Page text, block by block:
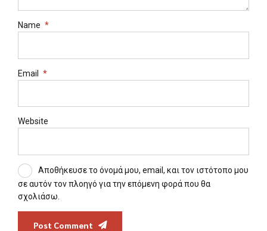
Name *
Email *
Website
Αποθήκευσε το όνομά μου, email, και τον ιστότοπο μου
σε αυτόν τον πλοηγό για την επόμενη φορά που θα
σχολιάσω.
Post Comment